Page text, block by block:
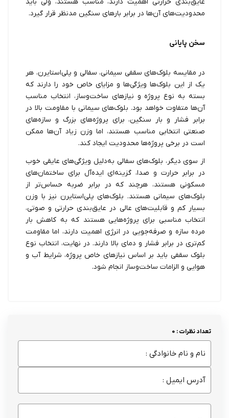
عایق‌بندی حرارتی اهمیت دارند، مناسب هستند، ولی باید
محدودیت‌های آن‌ها در برابر بارهای سنگین مدنظر قرار گیرد.
سخن پایانی
در مقایسه بلوک‌های سقفی سیمانی، سفالی و پلی‌استایرن، هر
یک از این بلوک‌ها ویژگی‌ها و مزایای خاص خود را دارند که
بسته به نوع پروژه و نیازهای ساخت‌وساز، انتخاب مناسب
آن‌ها متفاوت خواهد بود. بلوک‌های سیمانی با مقاومت بالا در
برابر فشار و بار سنگین، برای پروژه‌های بزرگ و سازه‌های
صنعتی انتخابی مناسب هستند، اما وزن زیاد آن‌ها ممکن
است در برخی پروژه‌ها محدودیت ایجاد کند.
از سوی دیگر، بلوک‌های سفالی به‌دلیل ویژگی‌های عایقی خوب
در برابر حرارت و صدا، گزینه‌ای ایده‌آل برای ساختمان‌های
مسکونی هستند، هرچند که در برابر ضربه حساس‌تر از
بلوک‌های سیمانی هستند. بلوک‌های پلی‌استایرن نیز با وزن
بسیار کم و قابلیت‌های عالی در عایق‌بندی حرارتی و صوتی،
انتخاب مناسبی برای پروژه‌هایی هستند که به کاهش بار
مرده سازه و صرفه‌جویی در انرژی اهمیت دارند، اما مقاومت
کم‌تری در برابر فشار و دمای بالا دارند. در نهایت، انتخاب نوع
بلوک سقفی باید بر اساس نیازهای خاص پروژه، شرایط آب و
هوایی و الزامات ساخت‌وساز انجام شود.
تعداد نظرات : 0